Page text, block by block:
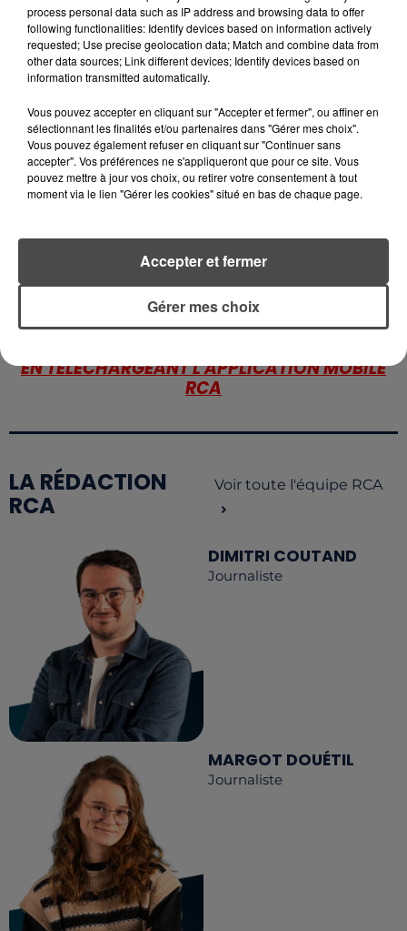
ADOPTER POUR ÉVITER
L'INVASION CET ÉTÉ...
4 août 2026
ÉCLIPSE SOLAIRE DU 12 AOÛT : LA
RUÉE VERS LES LUNETTES DE...
4 août 2026
CAMPING-CAR : CE QUE VOUS
AVEZ LE DROIT DE FAIRE... ET LES
RETROUVEZ TOUTE L'ACTU DE LA RÉGION ET
EN TÉLÉCHARGEANT L'APPLICATION MOBILE
RCA
LA RÉDACTION
RCA
Voir toute l'équipe RCA
DIMITRI COUTAND
Journaliste
MARGOT DOUÉTIL
Journaliste
process personal data such as IP address and browsing data to offer
following functionalities: Identify devices based on information actively
requested; Use precise geolocation data; Match and combine data from
other data sources; Link different devices; Identify devices based on
information transmitted automatically.
Vous pouvez accepter en cliquant sur "Accepter et fermer", ou affiner en
sélectionnant les finalités et/ou partenaires dans "Gérer mes choix".
Vous pouvez également refuser en cliquant sur "Continuer sans
accepter". Vos préférences ne s'appliqueront que pour ce site. Vous
pouvez mettre à jour vos choix, ou retirer votre consentement à tout
moment via le lien "Gérer les cookies" situé en bas de chaque page.
Gérer mes choix
Accepter et fermer